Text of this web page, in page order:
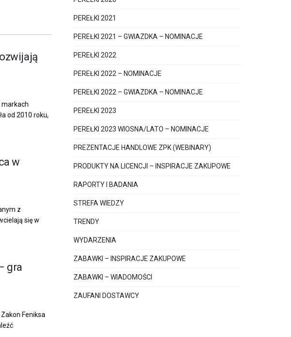
markach
od 2010 roku,
w
z
się w
gra
Feniksa
PEREŁKI 2021
PEREŁKI 2021 – GWIAZDKA – NOMINACJE
PEREŁKI 2022
PEREŁKI 2022 – NOMINACJE
PEREŁKI 2022 – GWIAZDKA – NOMINACJE
PEREŁKI 2023
PEREŁKI 2023 WIOSNA/LATO – NOMINACJE
PREZENTACJE HANDLOWE ZPK (WEBINARY)
PRODUKTY NA LICENCJI – INSPIRACJE ZAKUPOWE
RAPORTY I BADANIA
STREFA WIEDZY
TRENDY
WYDARZENIA
ZABAWKI – INSPIRACJE ZAKUPOWE
ZABAWKI – WIADOMOŚCI
ZAUFANI DOSTAWCY